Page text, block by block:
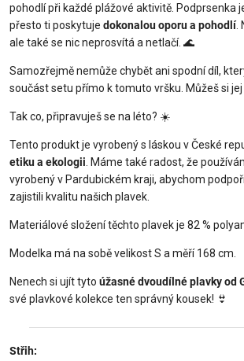
pohodlí při každé plážové aktivitě. Podprsenka
přesto ti poskytuje dokonalou oporu a pohodlí.
ale také se nic neprosvítá a netlačí. 🌊
Samozřejmě nemůže chybět ani spodní díl,
součást setu přímo k tomuto vršku. Můžeš si jej
Tak co, připravuješ se na léto? ☀️
Tento produkt je vyrobený s láskou v České
etiku a ekologii . Máme také radost, že
vyrobený v Pardubickém kraji, abychom
zajistili kvalitu našich plavek.
Materiálové složení těchto plavek je 82 %
Modelka má na sobě velikost S a měří 168 cm.
Nenech si ujít tyto úžasné dvoudílné plavky od
své plavkové kolekce ten správný kousek! 👙
Střih: